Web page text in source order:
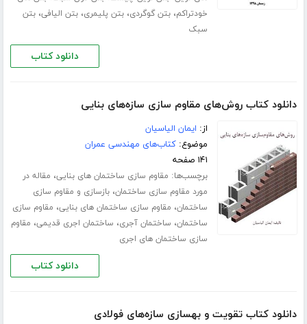
خودتراکم،بتن گوگردی،بتن پلیمری،بتن الیافی،بتن
سبک
دانلود کتاب
دانلود کتاب روش‌های مقاوم سازی سازه‌های بنایی
از: ایمان الیاسیان
موضوع:کتاب‌های مهندسی عمران
۱۴۱ صفحه
برچسب‌ها: مقاوم سازی ساختمان های بنایی، مقاله در
مورد مقاوم سازی ساختمان،بازسازی و مقاوم سازی
ساختمان، مقاوم سازی ساختمان های بنایی، مقاوم سازی
ساختمان، ساختمان آجری، ساختمان اجری قدیمی، مقاوم
سازی ساختمان های اجری
دانلود کتاب
دانلود کتاب تقویت و بهسازی سازه‌های فولادی